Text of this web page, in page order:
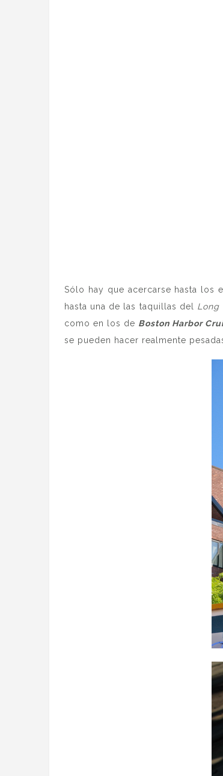
Sólo hay que acercarse hasta los
hasta una de las taquillas del Long
como en los de Boston Harbor
se pueden hacer realmente